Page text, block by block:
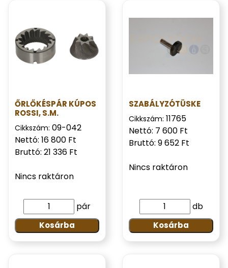
ŐRLŐKÉSPÁR KÚPOS
ROSSI, S.M.
Cikkszám: 09-042
Nettó: 16 800 Ft
Bruttó: 21 336 Ft
Nincs raktáron
pár
Kosárba
SZABÁLYZÓTÜSKE
Cikkszám: 11765
Nettó: 7 600 Ft
Bruttó: 9 652 Ft
Nincs raktáron
db
Kosárba